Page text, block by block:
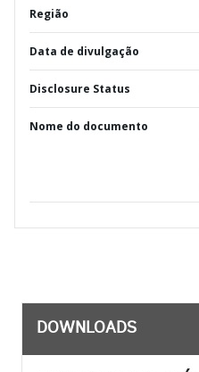
Região
Data de divulgação
Disclosure Status
Nome do documento
DOWNLOADS